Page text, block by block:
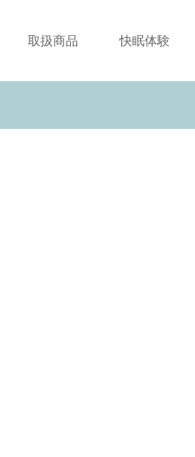
取扱商品 快眠体験